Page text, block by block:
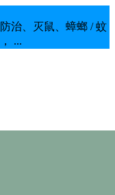
治、灭鼠、蟑螂 / 蚊
...